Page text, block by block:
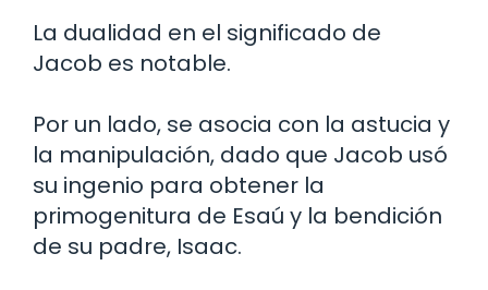
La dualidad en el significado de
Jacob es notable.
Por un lado, se asocia con la astucia y
la manipulación, dado que Jacob usó
su ingenio para obtener la
primogenitura de Esaú y la bendición
de su padre, Isaac.